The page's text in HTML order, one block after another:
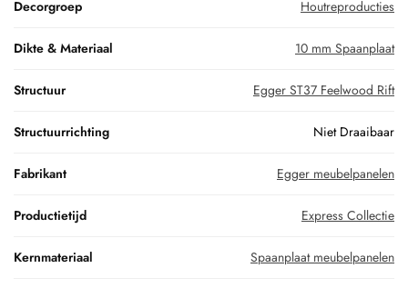
Decorgroep Houtreproducties
Dikte & Materiaal 10 mm Spaanplaat
Structuur Egger ST37 Feelwood Rift
Structuurrichting Niet Draaibaar
Fabrikant Egger meubelpanelen
Productietijd Express Collectie
Kernmateriaal Spaanplaat meubelpanelen